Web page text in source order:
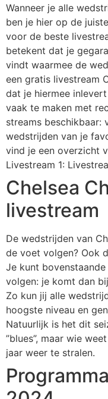
Wanneer je alle
ben je hier op de
voor de beste
betekent dat je
vindt waarmee de
een gratis livestream
dat je hiermee
vaak te maken met
streams beschikbaar:
wedstrijden van je
vind je een overzicht
Livestream 1:
Chelsea
livestream
De wedstrijden van
de voet volgen? Ook
Je kunt
volgen: je komt dan
Zo kun jij alle
hoogste niveau en
Natuurlijk is het dit
”blues”, maar wie
jaar weer te stralen.